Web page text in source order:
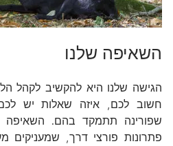
השאיפה שלנו
הגישה שלנו היא להקשיב לקהל
חשוב לכם, איזה שאלות יש
שפורינה תתמקד בהם. השאיפה
פתרונות פורצי דרך, שמעניקים